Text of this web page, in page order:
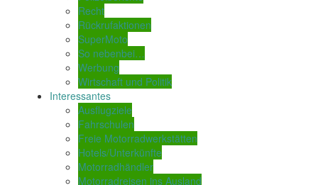
Recht
Rückrufaktionen
SuperMoto
So nebenbei…
Werbung
Wirtschaft und Politik
Interessantes
Ausflugziele
Fahrschulen
Freie Motorradwerkstätten
Hotels/Unterkünfte
Motorradhändler
Motorradreisen ins Ausland